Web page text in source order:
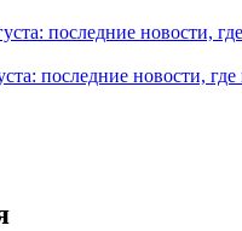
последние новости,
последние новости,